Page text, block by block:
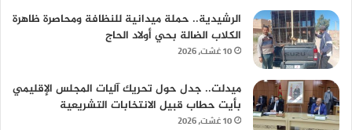
الرشيدية.. حملة ميدانية للنظافة ومحاصرة ظاهرة
الكلاب الضالة بحي أولاد الحاج
10 غشت، 2026
ميدلت.. جدل حول تحريك آليات المجلس الإقليمي
بأيت حطاب قبيل الانتخابات التشريعية
10 غشت، 2026